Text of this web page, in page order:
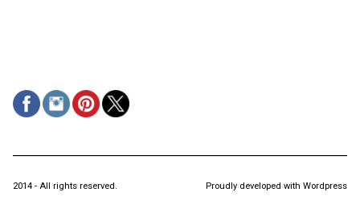
2014 - All rights reserved. Proudly developed with Wordpress